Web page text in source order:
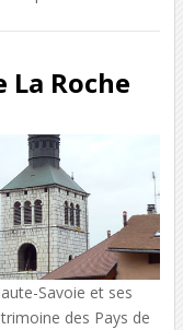
Roche
Savoie et ses
des Pays de